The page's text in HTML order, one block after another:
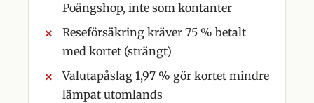
Poängshop, inte som kontanter
Reseförsäkring kräver 75 % betalt
med kortet (strängt)
Valutapåslag 1,97 % gör kortet mindre
lämpat utomlands